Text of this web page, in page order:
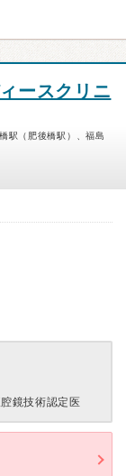
ースクリニ
駅（肥後橋駅）、福島
鏡技術認定医